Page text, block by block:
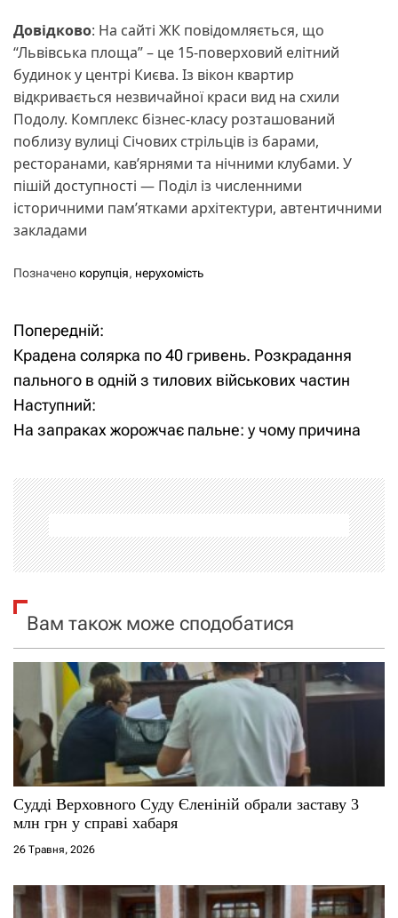
Довідково: На сайті ЖК повідомляється, що
“Львівська площа” – це 15-поверховий елітний
будинок у центрі Києва. Із вікон квартир
відкривається незвичайної краси вид на схили
Подолу. Комплекс бізнес-класу розташований
поблизу вулиці Січових стрільців із барами,
ресторанами, кав’ярнями та нічними клубами. У
пішій доступності — Поділ із численними
історичними пам’ятками архітектури, автентичними
закладами
Позначено корупція, нерухомість
Н
а
в
г
а
ц
і
я
а
п
и
с
в
Попередній:
Крадена солярка по 40 гривень. Розкрадання
пального в одній з тилових військових частин
Наступний:
На запраках жорожчає пальне: у чому причина
Вам також може сподобатися
Судді Верховного Суду Єленіній обрали заставу 3
млн грн у справі хабаря
26 Травня, 2026